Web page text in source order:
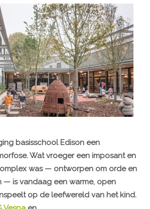
basisschool Edison een
Wat vroeger een imposant en
was — ontworpen om orde en
— is vandaag een warme, open
op de leefwereld van het kind.